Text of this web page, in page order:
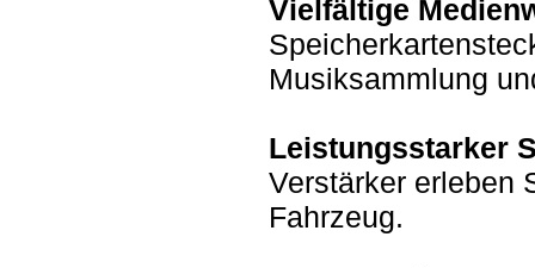
Vielfältige
Musiksammlung
Leistungsstarker
Verstärker erleben
Fahrzeug.